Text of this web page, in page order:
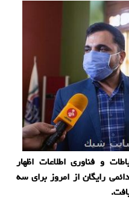
و فناوری اطلاعات اظهار
رایگان از امروز برای سه